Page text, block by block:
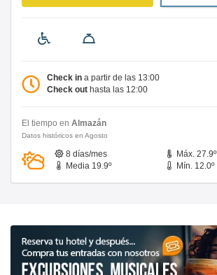
Check in a partir de las 13:00
Check out hasta las 12:00
El tiempo en Almazán
Datos históricos en Agosto
8 días/mes
Máx. 27.9º
Media 19.9º
Mín. 12.0º